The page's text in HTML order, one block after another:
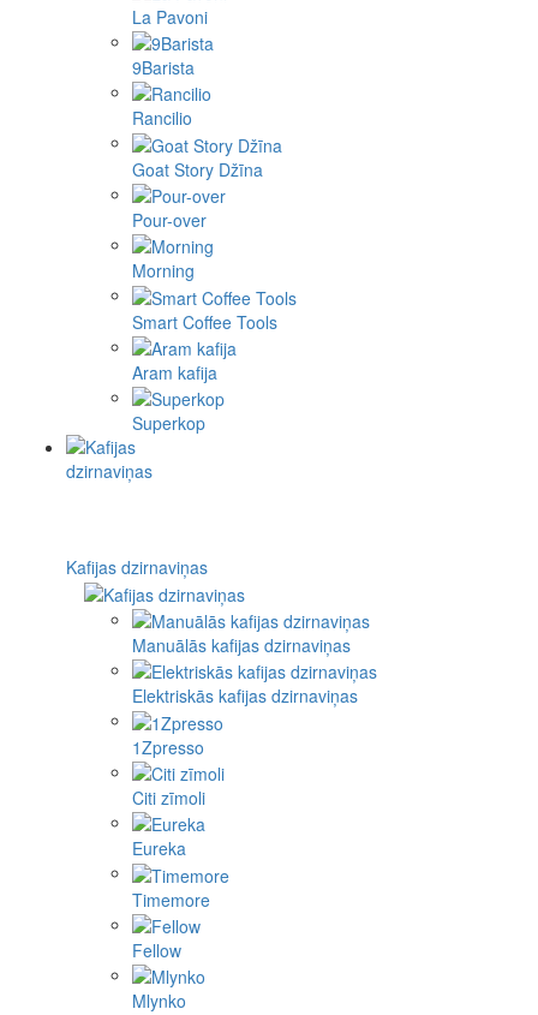
La Pavoni
9Barista
Rancilio
Goat Story Džīna
Pour-over
Morning
Smart Coffee Tools
Aram kafija
Superkop
Kafijas dzirnaviņas
Manuālās kafijas dzirnaviņas
Elektriskās kafijas dzirnaviņas
1Zpresso
Citi zīmoli
Eureka
Timemore
Fellow
Mlynko